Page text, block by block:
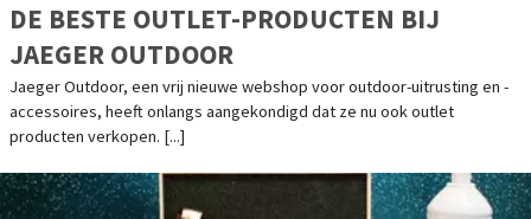
DE BESTE OUTLET-PRODUCTEN BIJ
JAEGER OUTDOOR
Jaeger Outdoor, een vrij nieuwe webshop voor outdoor-uitrusting en -
accessoires, heeft onlangs aangekondigd dat ze nu ook outlet
producten verkopen. [...]